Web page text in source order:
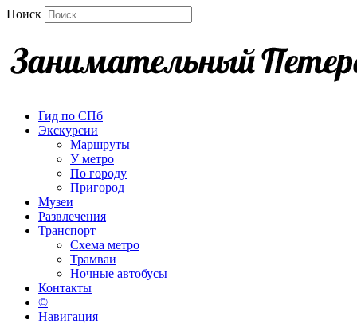
Поиск
Гид по СПб
Экскурсии
Маршруты
У метро
По городу
Пригород
Музеи
Развлечения
Транспорт
Схема метро
Трамваи
Ночные автобусы
Контакты
©
Навигация